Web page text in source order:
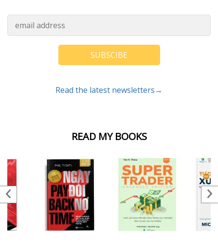
READ MY BOOKS
SUBSCIBE
Read the latest newsletters→